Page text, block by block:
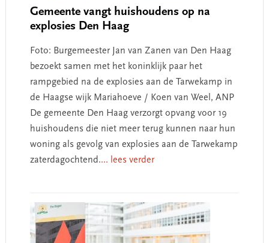
Gemeente vangt huishoudens op na
explosies Den Haag
Foto: Burgemeester Jan van Zanen van Den Haag
bezoekt samen met het koninklijk paar het
rampgebied na de explosies aan de Tarwekamp in
de Haagse wijk Mariahoeve / Koen van Weel, ANP
De gemeente Den Haag verzorgt opvang voor 19
huishoudens die niet meer terug kunnen naar hun
woning als gevolg van explosies aan de Tarwekamp
zaterdagochtend.... lees verder